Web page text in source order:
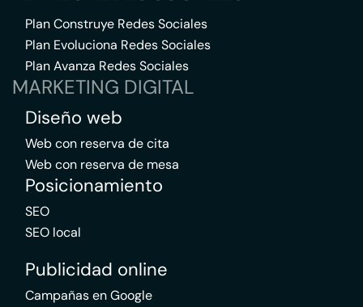
Plan Construye Redes Sociales
Plan Evoluciona Redes Sociales
Plan Avanza Redes Sociales
MARKETING DIGITAL
Diseño web
Web con reserva de cita
Web con reserva de mesa
Posicionamiento
SEO
SEO local
Publicidad online
Campañas en Google